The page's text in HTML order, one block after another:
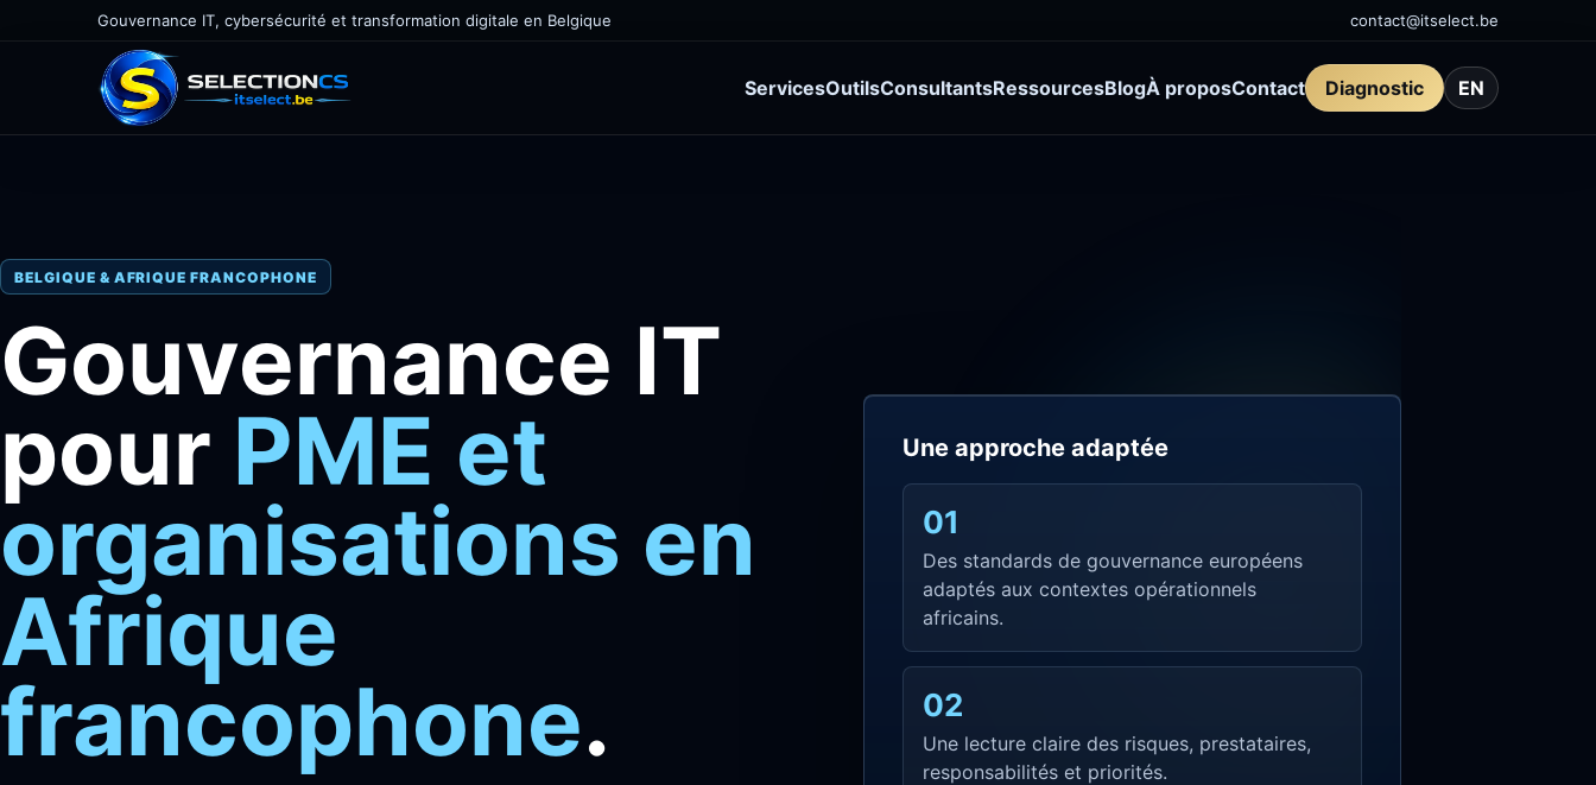
Gouvernance IT, cybersécurité et transformation digitale en Belgique contact@itselect.be
ServicesOutilsConsultantsRessourcesBlogÀ proposContact Diagnostic EN
BELGIQUE & AFRIQUE FRANCOPHONE
Gouvernance IT
pour PME et
organisations en
Afrique
francophone.
Une approche adaptée
01
Des standards de gouvernance européens
adaptés aux contextes opérationnels
africains.
02
Une lecture claire des risques, prestataires,
responsabilités et priorités.